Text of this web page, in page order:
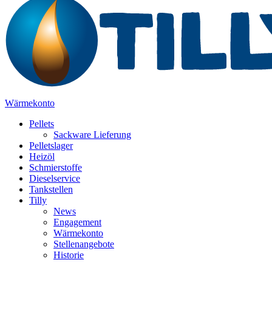
Wärmekonto
Pellets
Sackware Lieferung
Pelletslager
Heizöl
Schmierstoffe
Dieselservice
Tankstellen
Tilly
News
Engagement
Wärmekonto
Stellenangebote
Historie